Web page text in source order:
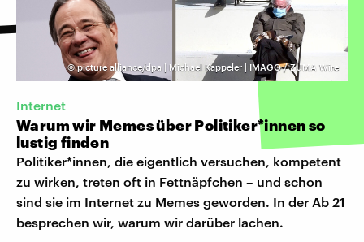
©picture alliance/dpa | Michael Kappeler | IMAGO / ZUMA Wire
Internet
Warum wir Memes über Politiker*innen so
lustig finden
Politiker*innen, die eigentlich versuchen, kompetent
zu wirken, treten oft in Fettnäpfchen – und schon
sind sie im Internet zu Memes geworden. In der Ab 21
besprechen wir, warum wir darüber lachen.